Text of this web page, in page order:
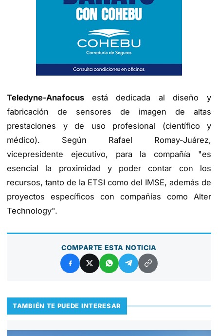
Teledyne-Anafocus está dedicada al diseño y
fabricación de sensores de imagen de altas
prestaciones y de uso profesional (científico y
médico). Según Rafael Romay-Juárez,
vicepresidente ejecutivo, para la compañía "es
esencial la proximidad y poder contar con los
recursos, tanto de la ETSI como del IMSE, además de
proyectos específicos con compañías como Alter
Technology".
COMPARTE ESTA NOTICIA
TAMBIÉN TE PUEDE INTERESAR